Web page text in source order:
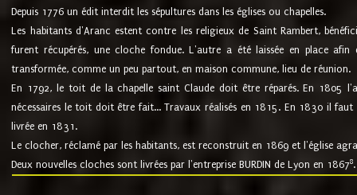
Depuis 1776 un édit interdit les sépultures dans les églises ou chapelles.
Les habitants d'Aranc estent contre les religieux de Saint Rambert,
furent récupérés, une cloche fondue. L'autre a été laissée en place
transformée, comme un peu partout, en maison commune, lieu de réunion.
En 1792, le toit de la chapelle saint Claude doit être réparés. En 1805
nécessaires le toit doit être fait... Travaux réalisés en 1815. En 1830 il
livrée en 1831.
Le clocher, réclamé par les habitants, est reconstruit en 1869 et l'église
Deux nouvelles cloches sont livrées par l'entreprise BURDIN de Lyon en 18678.